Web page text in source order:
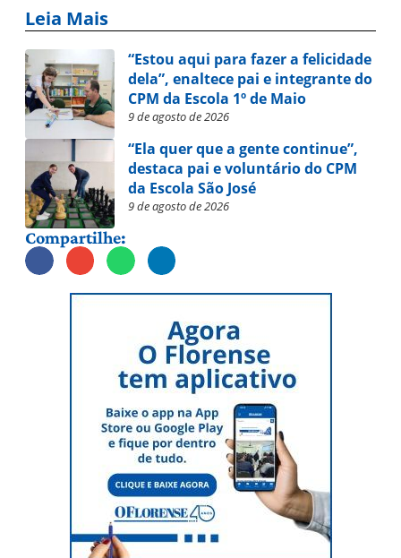
Leia Mais
“Estou aqui para fazer a felicidade
dela”, enaltece pai e integrante do
CPM da Escola 1º de Maio
9 de agosto de 2026
“Ela quer que a gente continue”,
destaca pai e voluntário do CPM
da Escola São José
9 de agosto de 2026
Compartilhe: